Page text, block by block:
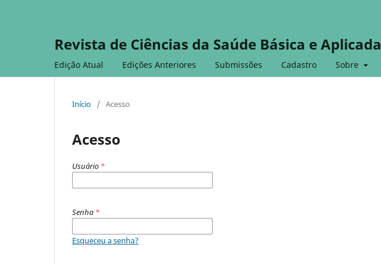
Revista de Ciências da Saúde Básica e Aplicada
Edição Atual Edições Anteriores Submissões Cadastro Sobre
Início / Acesso
Acesso
Usuário *
Senha *
Esqueceu a senha?